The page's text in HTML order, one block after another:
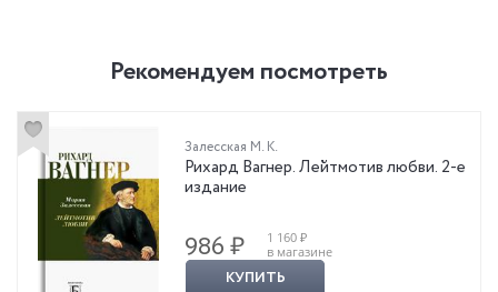
Рекомендуем посмотреть
Залесская М. К.
Рихард Вагнер. Лейтмотив любви. 2-е
издание
986 ₽
1 160 ₽
в магазине
КУПИТЬ